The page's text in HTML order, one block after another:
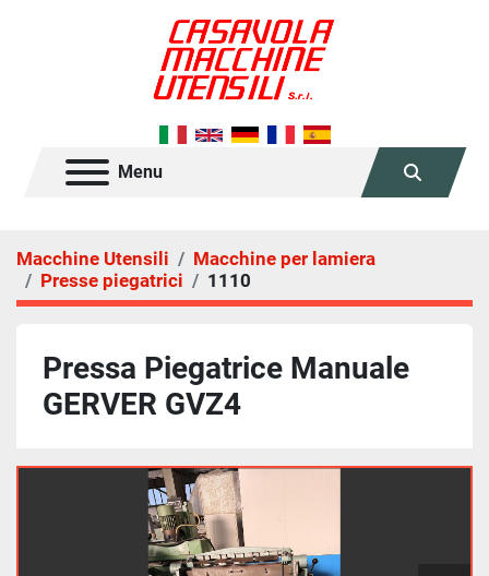
Menu
Cerca
Macchine Utensili
Macchine per lamiera
Presse piegatrici
1110
Pressa Piegatrice Manuale
GERVER GVZ4